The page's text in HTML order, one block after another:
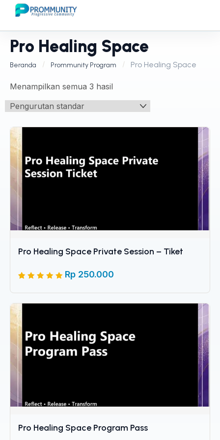
Pro Healing Space
Beranda Prommunity Program Pro Healing Space
Menampilkan semua 3 hasil
Pro Healing Space Private Session – Tiket
Peringkat
5
penilaian
pelanggan
Rp 250.000
Pro Healing Space Program Pass